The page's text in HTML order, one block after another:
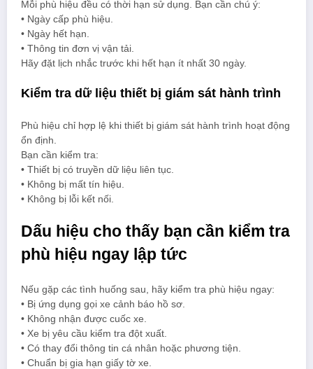
Mỗi phù hiệu đều có thời hạn sử dụng. Bạn cần chú ý:
• Ngày cấp phù hiệu.
• Ngày hết hạn.
• Thông tin đơn vị vận tải.
Hãy đặt lịch nhắc trước khi hết hạn ít nhất 30 ngày.
Kiểm tra dữ liệu thiết bị giám sát hành trình
Phù hiệu chỉ hợp lệ khi thiết bị giám sát hành trình hoạt động
ổn định.
Bạn cần kiểm tra:
• Thiết bị có truyền dữ liệu liên tục.
• Không bị mất tín hiệu.
• Không bị lỗi kết nối.
Dấu hiệu cho thấy bạn cần kiểm tra
phù hiệu ngay lập tức
Nếu gặp các tình huống sau, hãy kiểm tra phù hiệu ngay:
• Bị ứng dụng gọi xe cảnh báo hồ sơ.
• Không nhận được cuốc xe.
• Xe bị yêu cầu kiểm tra đột xuất.
• Có thay đổi thông tin cá nhân hoặc phương tiện.
• Chuẩn bị gia hạn giấy tờ xe.